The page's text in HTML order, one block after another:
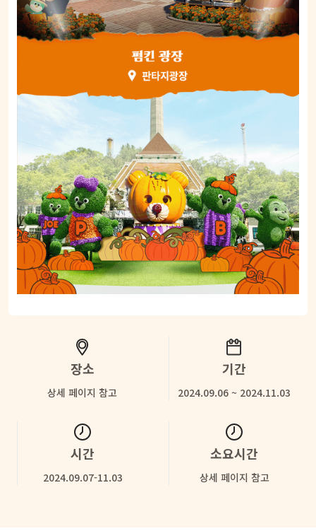
장소
상세 페이지 참고
기간
2024.09.06 ~ 2024.11.03
시간
2024.09.07-11.03
소요시간
상세 페이지 참고